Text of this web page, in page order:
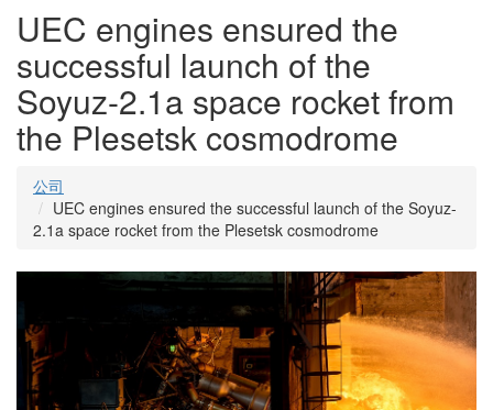
UEC engines ensured the
successful launch of the
Soyuz-2.1a space rocket from
the Plesetsk cosmodrome
公司
UEC engines ensured the successful launch of the Soyuz-
2.1a space rocket from the Plesetsk cosmodrome